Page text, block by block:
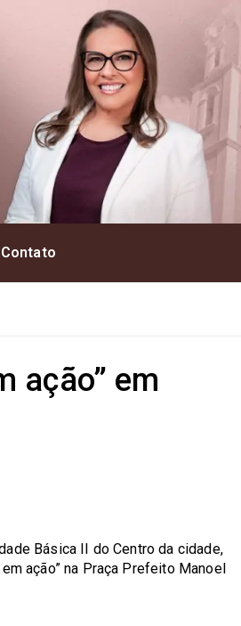
Contato
ação” em
Básica II do Centro da cidade,
ação” na Praça Prefeito Manoel